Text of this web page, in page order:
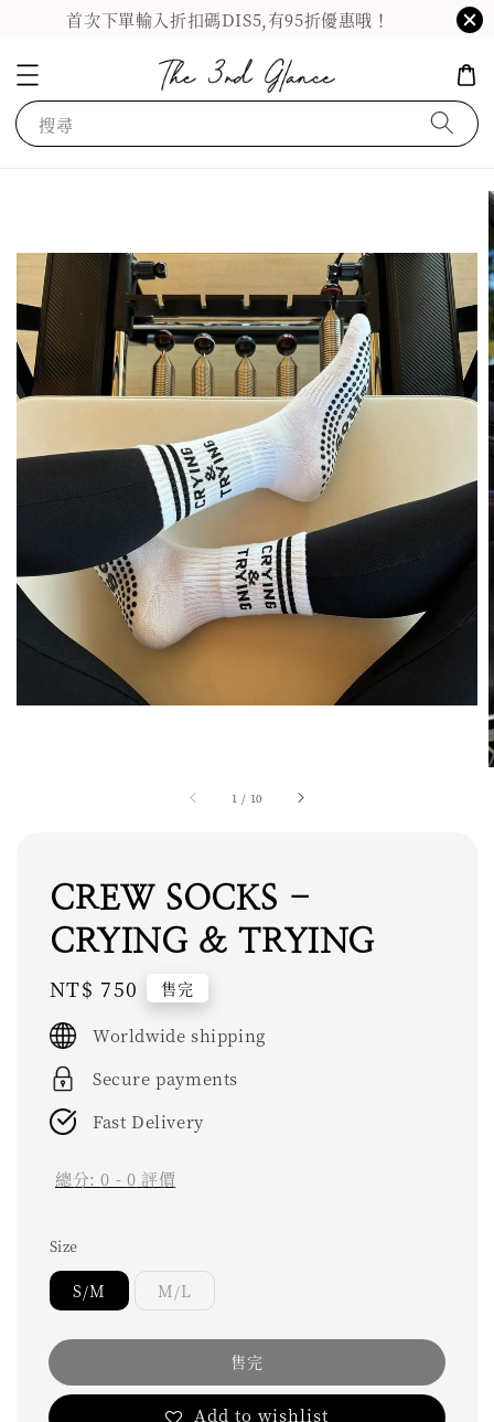
首次下單輸入折扣碼DIS5,有95折優惠哦！
搜尋
1 / 10
CREW SOCKS -
CRYING & TRYING
Regular
price
NT$ 750 售完
Worldwide shipping
Secure payments
Fast Delivery
總分:0 - 0 評價
Size
S/M M/L
售完
Add to wishlist